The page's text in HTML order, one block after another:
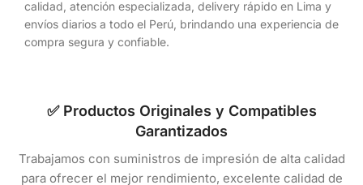
calidad, atención especializada, delivery rápido en Lima y
envíos diarios a todo el Perú, brindando una experiencia de
compra segura y confiable.
✅ Productos Originales y Compatibles
Garantizados
Trabajamos con suministros de impresión de alta calidad
para ofrecer el mejor rendimiento, excelente calidad de